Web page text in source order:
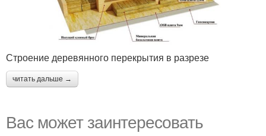
Строение деревянного перекрытия в разрезе
читать дальше →
Вас может заинтересовать